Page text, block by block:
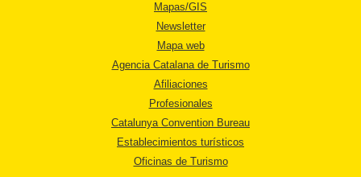
Mapas/GIS
Newsletter
Mapa web
Agencia Catalana de Turismo
Afiliaciones
Profesionales
Catalunya Convention Bureau
Establecimientos turísticos
Oficinas de Turismo